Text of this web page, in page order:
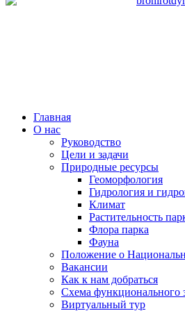
Главная
О нас
Руководство
Цели и задачи
Природные ресурсы
Геоморфология
Гидрология и
Климат
Растительность
Флора парка
Фауна
Положение о
Вакансии
Как к нам добраться
Схема функционального
Виртуальный тур